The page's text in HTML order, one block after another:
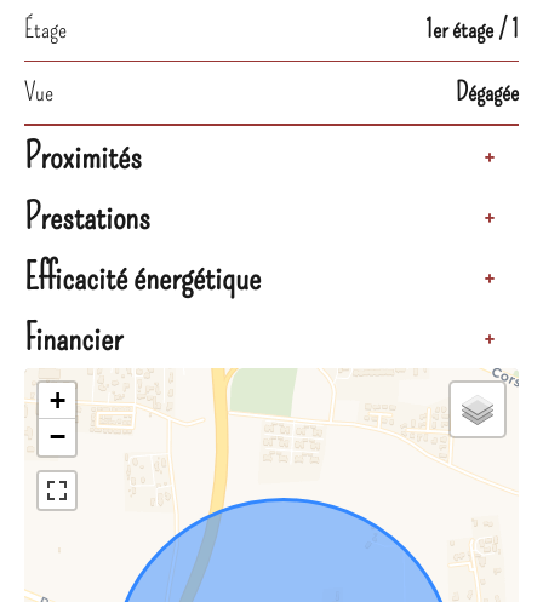
Étage
1er étage / 1
Vue
Dégagée
Proximités +
Prestations +
Efficacité énergétique +
Financier +
+
−